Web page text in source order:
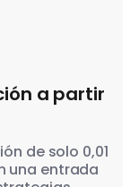
a partir
de solo 0,01
una entrada